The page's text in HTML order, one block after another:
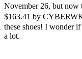
November 26, but now
$163.41 by
these shoes! I wonder
a lot.